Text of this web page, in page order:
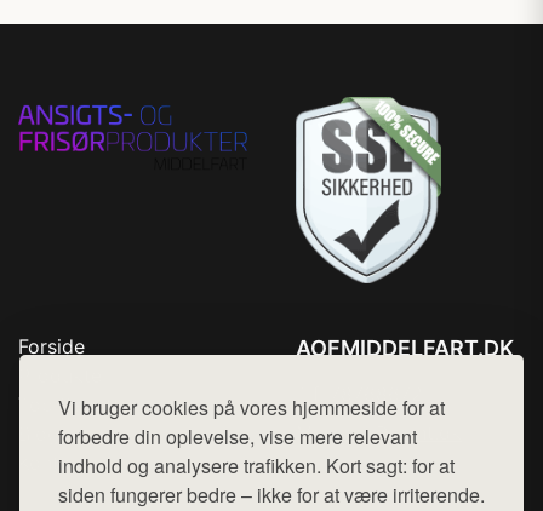
Vi bruger cookies på vores hjemmeside for at
forbedre din oplevelse, vise mere relevant
indhold og analysere trafikken. Kort sagt: for at
siden fungerer bedre – ikke for at være irriterende.
Forside
Top Rabatter
Blog
Kontakt
AOFMIDDELFART.DK
Mail: hej@want.dk
Cookie- og privatlivspolitik